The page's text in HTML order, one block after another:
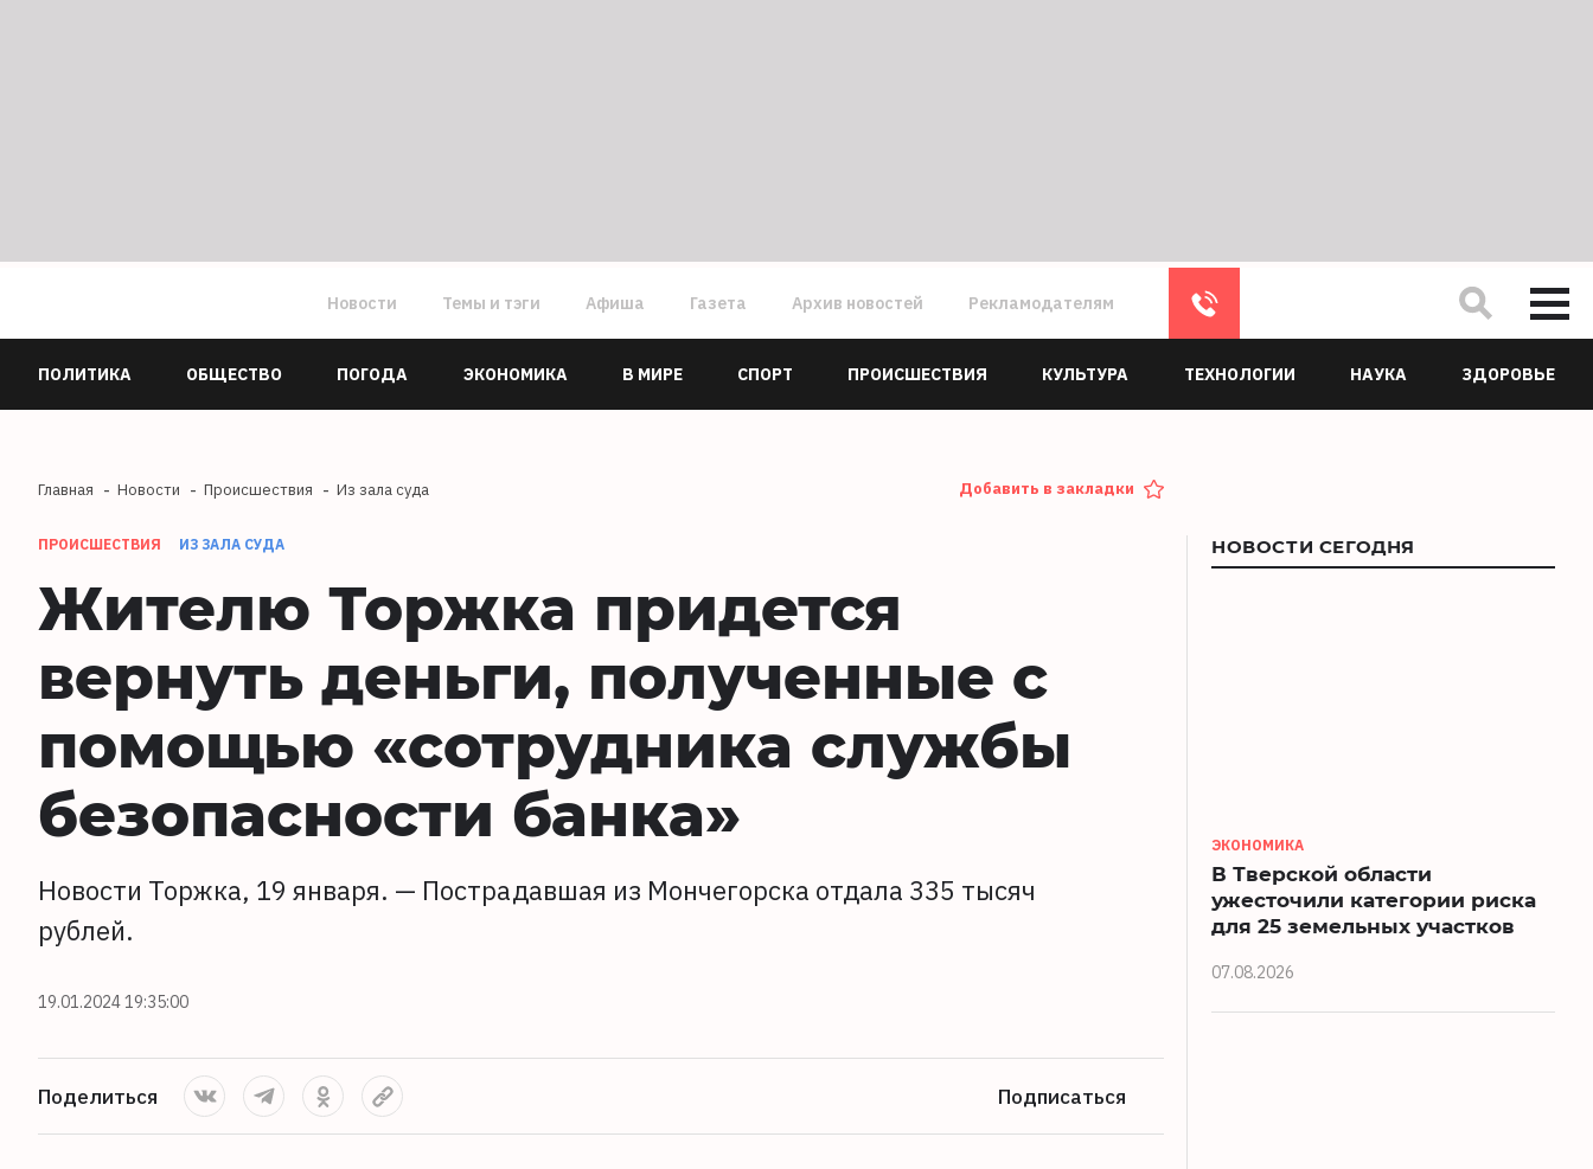
Новости Темы и тэги Афиша Газета Архив новостей Рекламодателям
ПОЛИТИКА ОБЩЕСТВО ПОГОДА ЭКОНОМИКА В МИРЕ СПОРТ ПРОИСШЕСТВИЯ КУЛЬТУРА ТЕХНОЛОГИИ НАУКА ЗДОРОВЬЕ
Главная Новости Происшествия Из зала суда Добавить в закладки
ПРОИСШЕСТВИЯ ИЗ ЗАЛА СУДА
Жителю Торжка придется
вернуть деньги, полученные с
помощью «сотрудника службы
безопасности банка»
Новости Торжка, 19 января. — Пострадавшая из Мончегорска отдала 335 тысяч
рублей.
19.01.2024 19:35:00
Поделиться Подписаться
НОВОСТИ СЕГОДНЯ
ЭКОНОМИКА
В Тверской области
ужесточили категории риска
для 25 земельных участков
07.08.2026